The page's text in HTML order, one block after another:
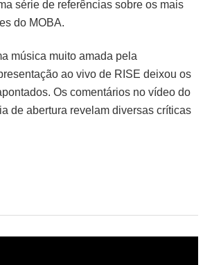
série de referências sobre os mais
do MOBA.
música muito amada pela
ao vivo de RISE deixou os
Os comentários no vídeo do
de abertura revelam diversas críticas